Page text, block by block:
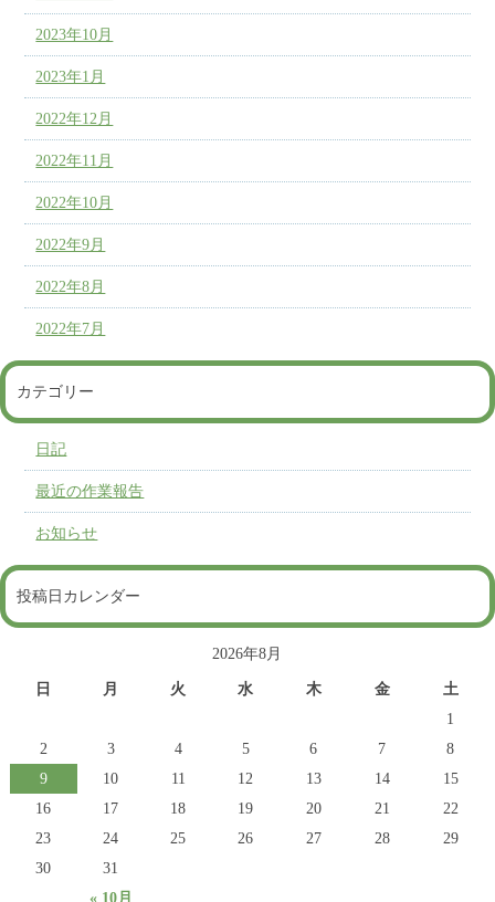
2023年10月
2023年1月
2022年12月
2022年11月
2022年10月
2022年9月
2022年8月
2022年7月
カテゴリー
日記
最近の作業報告
お知らせ
投稿日カレンダー
2026年8月
日 月 火 水 木 金 土
« 10月
1
2
3 4 5 6 7
8
9
10 11 12 13 14
15
16
17 18 19 20 21
22
23
24 25 26 27 28
29
30
31